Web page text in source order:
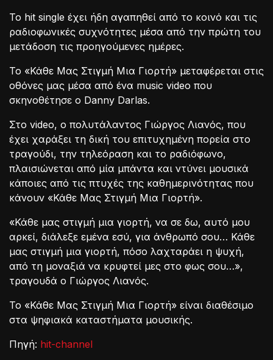
Το hit single έχει ήδη αγαπηθεί από το κοινό και τις
ραδιοφωνικές συχνότητες μέσα από την πρώτη του
μετάδοση τις προηγούμενες ημέρες.
Το «Κάθε Μας Στιγμή Μια Γιορτή» μεταφέρεται στις
οθόνες μας μέσα από ένα music video που
σκηνοθέτησε ο Danny Darlas.
Στο video, ο πολυτάλαντος Γιώργος Λιανός, που
έχει χαράξει τη δική του επιτυχημένη πορεία στο
τραγούδι, την τηλεόραση και το ραδιόφωνο,
πλαισιώνεται από μία μπάντα και ντύνει μουσικά
κάποιες από τις πτυχές της καθημερινότητας που
κάνουν «Κάθε Μας Στιγμή Μια Γιορτή».
«Κάθε μας στιγμή μια γιορτή, να σε δω, αυτό μου
αρκεί, διάλεξε εμένα εσύ, για άνθρωπό σου… Κάθε
μας στιγμή μια γιορτή, πόσο λαχταράει η ψυχή,
από τη μοναξιά να κρυφτεί μες στο φως σου…»,
τραγουδά ο Γιώργος Λιανός.
Το «Κάθε Μας Στιγμή Μια Γιορτή» είναι διαθέσιμο
στα ψηφιακά καταστήματα μουσικής.
Πηγή: hit-channel